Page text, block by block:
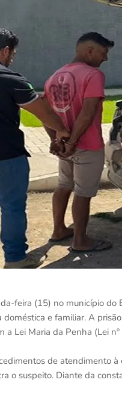
feira (15) no município do
e familiar. A
a Lei Maria da Penha (Lei
de atendimento
o suspeito. Diante da